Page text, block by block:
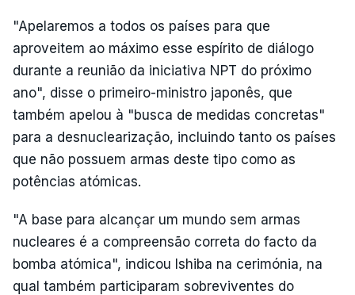
"Apelaremos a todos os países para que
aproveitem ao máximo esse espírito de diálogo
durante a reunião da iniciativa NPT do próximo
ano", disse o primeiro-ministro japonês, que
também apelou à "busca de medidas concretas"
para a desnuclearização, incluindo tanto os países
que não possuem armas deste tipo como as
potências atómicas.
"A base para alcançar um mundo sem armas
nucleares é a compreensão correta do facto da
bomba atómica", indicou Ishiba na cerimónia, na
qual também participaram sobreviventes do